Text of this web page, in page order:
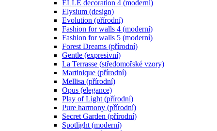
ELLE decoration 4 (moderní)
Elysium (design)
Evolution (přírodní)
Fashion for walls 4 (moderní)
Fashion for walls 5 (moderní)
Forest Dreams (přírodní)
Gentle (expresivní)
La Terrasse (středomořské vzory)
Martinique (přírodní)
Mellisa (přírodní)
Opus (elegance)
Play of Light (přírodní)
Pure harmony (přírodní)
Secret Garden (přírodní)
Spotlight (moderní)